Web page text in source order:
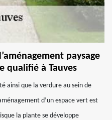
paysage
qualifié à Tauves
ainsi que la verdure au sein de
d’un espace vert est
la plante se développe